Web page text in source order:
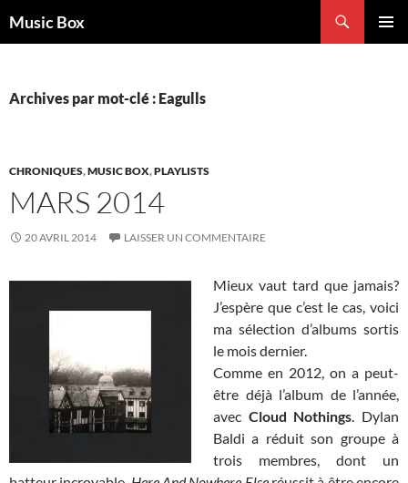
auMusic Box
Archives par mot-clé : Eagulls
CHRONIQUES,MUSIC BOX,PLAYLISTS
MARS 2014
20 AVRIL 2014 LAISSER UN COMMENTAIRE
Mieux vaut tard que jamais?
J’espère que c’est le cas, voici
ma sélection d’albums sortis
le mois dernier.
Comme en 2012, on a peut-
être déjà l’album de l’année,
avec Cloud Nothings. Dylan
Baldi a réduit son groupe à
trois membres, dont un